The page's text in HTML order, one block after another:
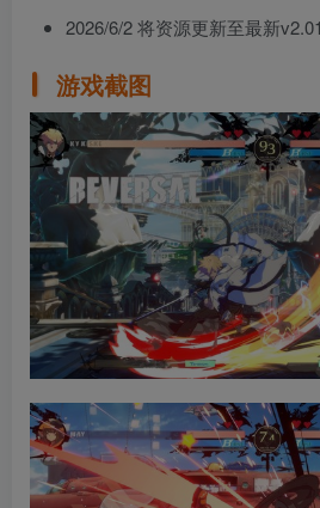
2026/6/2 将资源更新至最新
游戏截图